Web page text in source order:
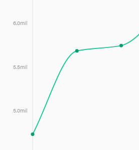
5.0mil
5.5mil
6.0mil